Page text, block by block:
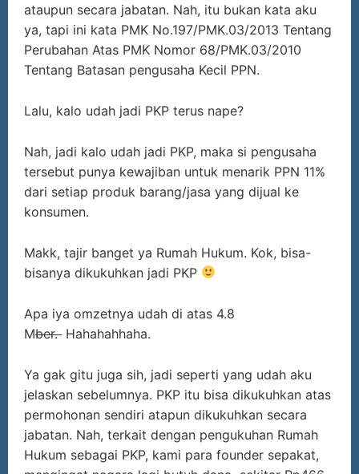
ataupun secara jabatan. Nah, itu bukan kata aku
ya, tapi ini kata PMK No.197/PMK.03/2013 Tentang
Perubahan Atas PMK Nomor 68/PMK.03/2010
Tentang Batasan pengusaha Kecil PPN.
Lalu, kalo udah jadi PKP terus nape?
Nah, jadi kalo udah jadi PKP, maka si pengusaha
tersebut punya kewajiban untuk menarik PPN 11%
dari setiap produk barang/jasa yang dijual ke
konsumen.
Makk, tajir banget ya Rumah Hukum. Kok, bisa-
bisanya dikukuhkan jadi PKP
Apa iya omzetnya udah di atas 4.8
Mber. Hahahahhaha.
Ya gak gitu juga sih, jadi seperti yang udah aku
jelaskan sebelumnya. PKP itu bisa dikukuhkan atas
permohonan sendiri atapun dikukuhkan secara
jabatan. Nah, terkait dengan pengukuhan Rumah
Hukum sebagai PKP, kami para founder sepakat,